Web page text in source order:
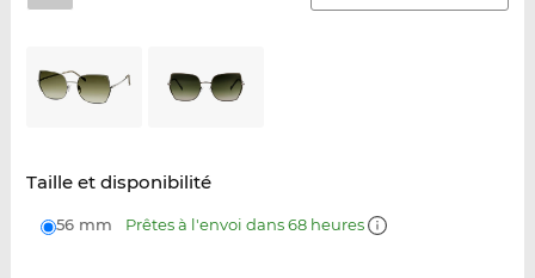
Taille et disponibilité
56 mm Prêtes à l'envoi dans 68 heures